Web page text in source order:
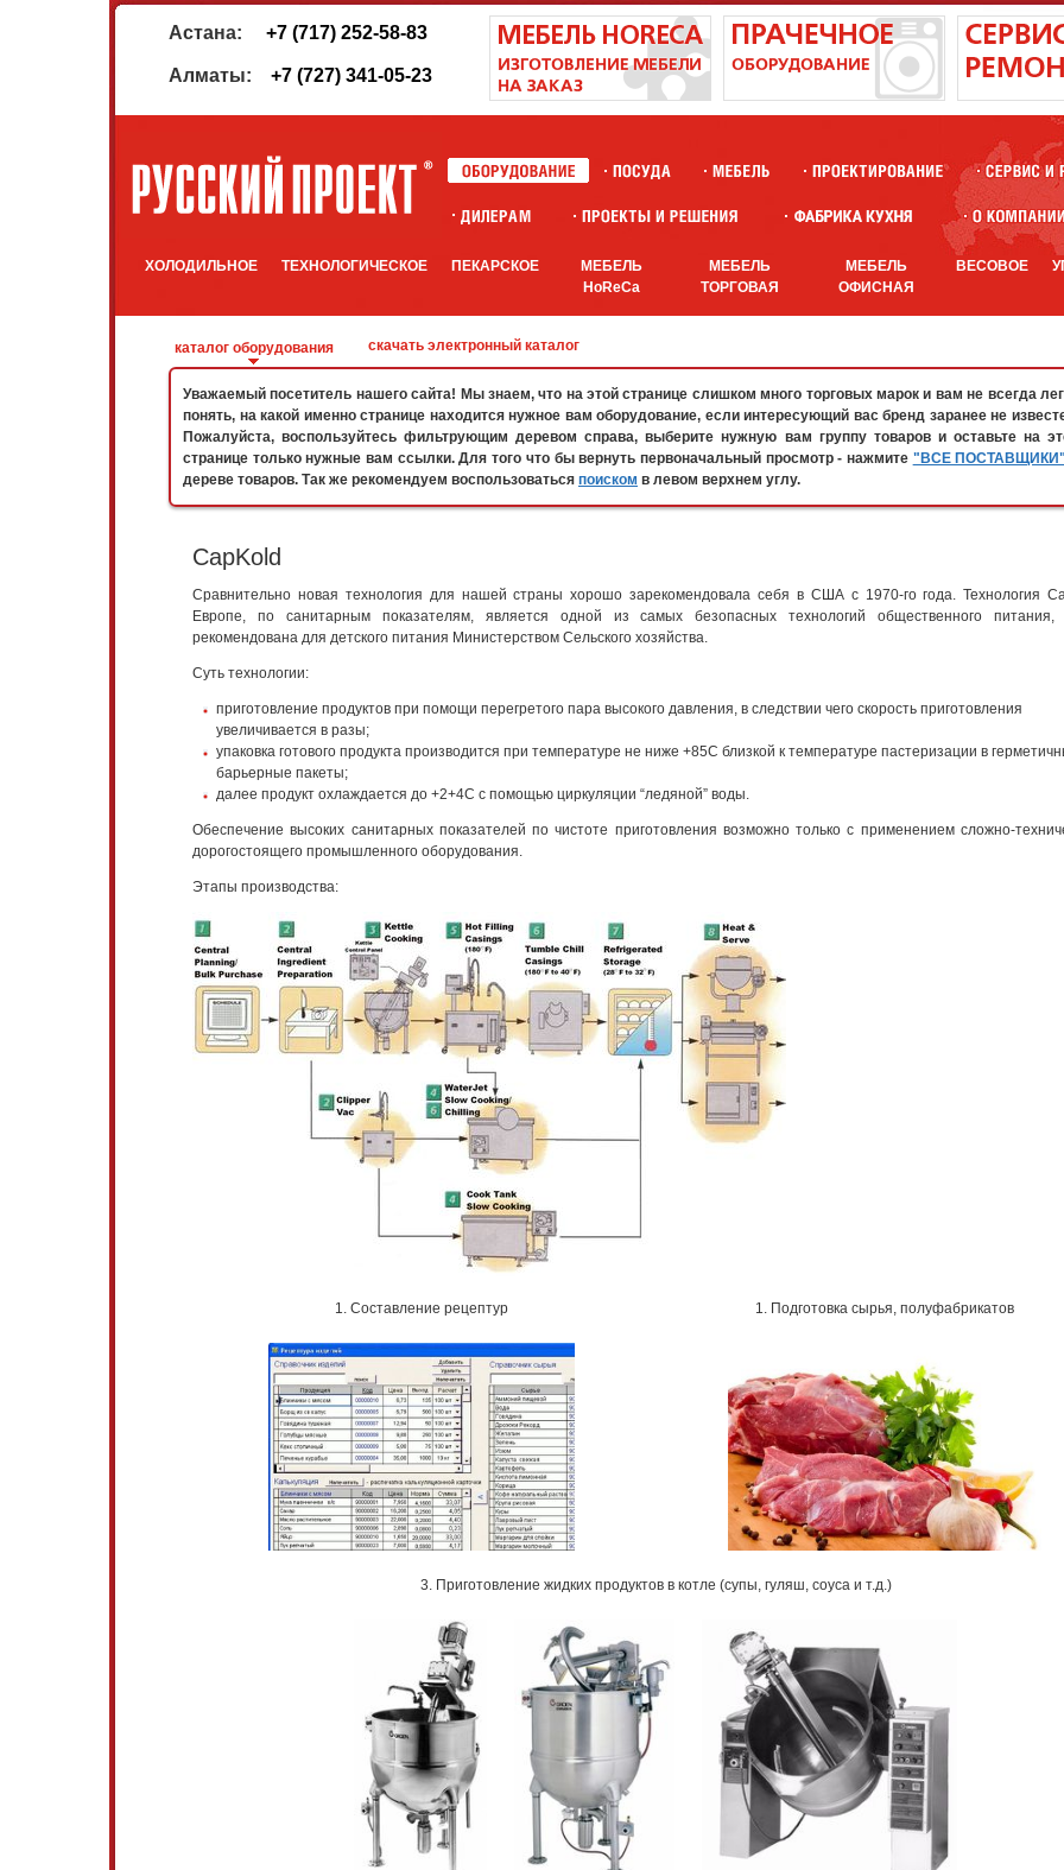
Астана: +7 (717) 252-58-83
Алматы: +7 (727) 341-05-23
ХОЛОДИЛЬНОЕ ТЕХНОЛОГИЧЕСКОЕ ПЕКАРСКОЕ
МЕБЕЛЬ
HoReCa
МЕБЕЛЬ
ТОРГОВАЯ
МЕБЕЛЬ
ОФИСНАЯ
ВЕСОВОЕ
каталог оборудования скачать электронный каталог
Уважаемый посетитель нашего сайта! Мы знаем, что на этой странице слишком много торговых марок и вам не всегда
понять, на какой именно странице находится нужное вам оборудование, если интересующий вас бренд заранее не
Пожалуйста, воспользуйтесь фильтрующим деревом справа, выберите нужную вам группу товаров и оставьте на
странице только нужные вам ссылки. Для того что бы вернуть первоначальный просмотр - нажмите "ВСЕ ПОСТАВЩИКИ"
дереве товаров. Так же рекомендуем воспользоваться поиском в левом верхнем углу.
CapKold
Сравнительно новая технология для нашей страны хорошо зарекомендовала себя в США с 1970-го года. Технология
Европе, по санитарным показателям, является одной из самых безопасных технологий общественного
рекомендована для детского питания Министерством Сельского хозяйства.
Суть технологии:
приготовление продуктов при помощи перегретого пара высокого давления, в следствии чего скорость приготовления
увеличивается в разы;
упаковка готового продукта производится при температуре не ниже +85С близкой к температуре пастеризации в
барьерные пакеты;
далее продукт охлаждается до +2+4С с помощью циркуляции “ледяной” воды.
Обеспечение высоких санитарных показателей по чистоте приготовления возможно только с применением сложно-
дорогостоящего промышленного оборудования.
Этапы производства:
1. Составление рецептур 1. Подготовка сырья, полуфабрикатов
3. Приготовление жидких продуктов в котле (супы, гуляш, соуса и т.д.)